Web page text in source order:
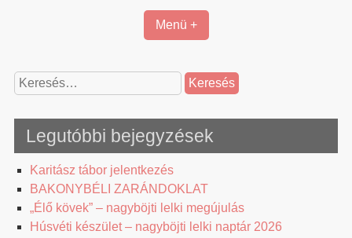
Menü +
Keresés:
Legutóbbi bejegyzések
Karitász tábor jelentkezés
BAKONYBÉLI ZARÁNDOKLAT
„Élő kövek” – nagyböjti lelki megújulás
Húsvéti készület – nagyböjti lelki naptár 2026